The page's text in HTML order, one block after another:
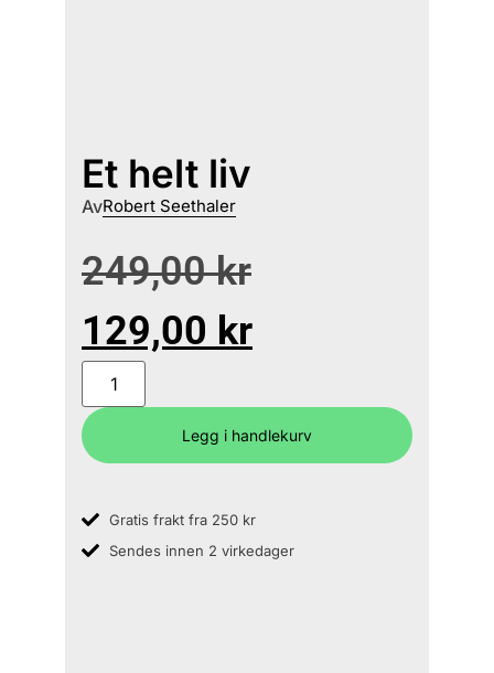
Et helt liv
AvRobert Seethaler
249,00kr
129,00 kr
Legg i handlekurv
Gratis frakt fra 250 kr
Sendes innen 2 virkedager